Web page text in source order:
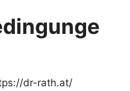
dr-rath.at/